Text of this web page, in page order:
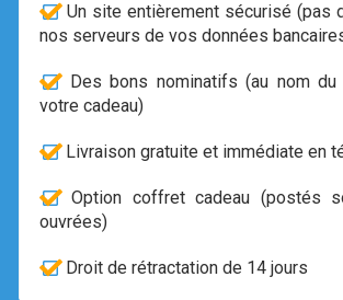
Un site entièrement sécurisé (pas
nos serveurs de vos données
Des bons nominatifs (au nom du
votre cadeau)
Livraison gratuite et immédiate en
Option coffret cadeau (postés
ouvrées)
Droit de rétractation de 14 jours